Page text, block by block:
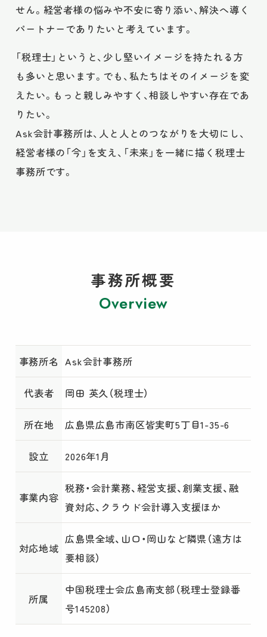
せん。経営者様の悩みや不安に寄り添い、解決へ導く
パートナーでありたいと考えています。
「税理士」というと、少し堅いイメージを持たれる方
も多いと思います。でも、私たちはそのイメージを変
えたい。もっと親しみやすく、相談しやすい存在であ
りたい。
Ask会計事務所は、人と人とのつながりを大切にし、
経営者様の「今」を支え、「未来」を一緒に描く税理士
事務所です。
事務所概要
Overview
事務所名 Ask会計事務所
代表者 岡田 英久（税理士）
所在地 広島県広島市南区皆実町5丁目1-35-6
設立 2026年1月
事業内容
税務・会計業務、経営支援、創業支援、融
資対応、クラウド会計導入支援ほか
対応地域
広島県全域、山口・岡山など隣県（遠方は
要相談）
所属
中国税理士会広島南支部（税理士登録番
号145208）